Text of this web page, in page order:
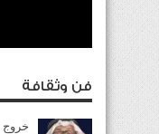
فن وثقافة
خروج